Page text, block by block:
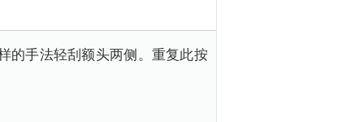
的手法轻刮额头两侧。重复此按